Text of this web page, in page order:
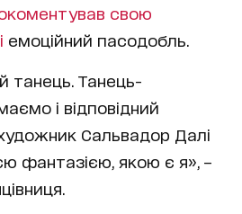
свою
емоційний пасодобль.
танець. Танець-
і відповідний
Сальвадор Далі
фантазією, якою є я», –